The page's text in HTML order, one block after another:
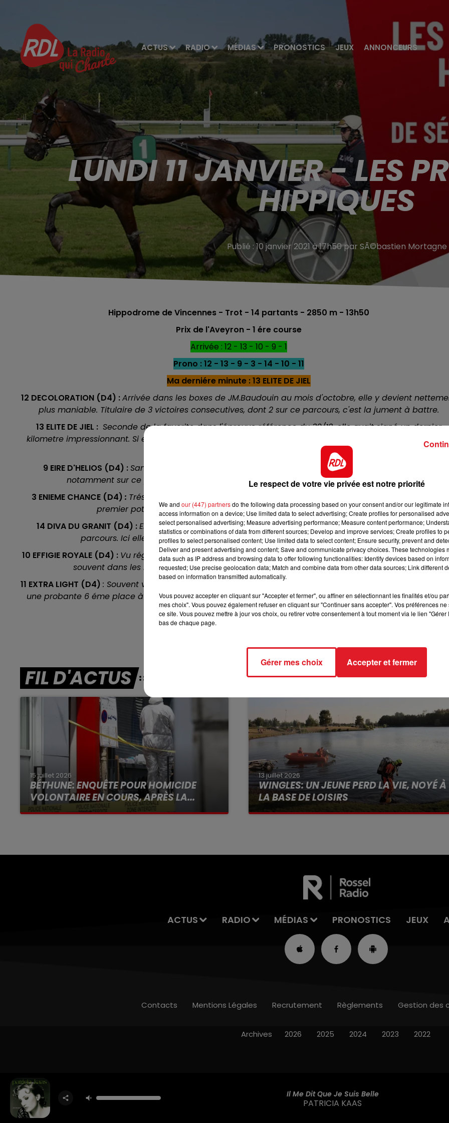
ACTUS RADIO MÉDIAS PRONOSTICS JEUX ANNONCEURS
8h00 - 10h00
RDL WEEK-END
11h00 - 12h00
SUR UN AIR D'ACCORDÉON
LUNDI 11 JANVIER - LES
HIPPIQUES
Publié : 10 janvier 2021 à 17h50 par SÃ©bastien Mortagne
Hippodrome de Vincennes - Trot - 14 partants - 2850 m - 13h50
Prix de l'Aveyron - 1 ére course
Arrivée : 12 - 13 - 10 - 9 - 1
Prono : 12 - 13 - 9 - 3 - 14 - 10 - 11
Ma derniére minute : 13 ELITE DE JIEL
12 DECOLORATION (D4) :Arrivée dans les boxes de JM.Baudouin au mois d'octobre, elle y devient
plus maniable. Titulaire de 3 victoires consecutives, dont 2 sur ce parcours, c'est la jument à battre.
13 ELITE DE JIEL : Seconde de la favorite dans l'épreuve référence du 30/12, elle avait signé un dernier
kilometre impressionnant. Si elle ne commet pas l'irréparable comme ca peut lui arriver, elle sera dans le
9 EIRE D'HELIOS (D4) :Sans s'imposer, elle fait preuve d'une belle régularité depuis l'été dernier, et
notamment sur ce parcours. Dans sa catégorie, elle a encore sa place sur le podium.
3 ENIEME CHANCE (D4) : Trés peu déférré des 4 pieds, elle y fait pourtant toujours de bonne courses. Au
premier poteau, elle devrait aller loin et garder un accessit à l'arrivée.
14 DIVA DU GRANIT (D4) :Elle est capable de belle choses quand elle veut rester sage durant tout le
parcours. Ici elle trouve un bon engagement aux gains et tentera d'en profiter.
10 EFFIGIE ROYALE (D4) : Vu réguliérement durant le meeting hivernal depuis plusieurs saisons, elle
souvent dans les rapports du quinté. Ce qui devrait etre le cas encore aujourd'hui.
11 EXTRA LIGHT (D4) : Souvent vu au trot monté, elle vient néanmoins dans la course référence de terminer
une probante 6 éme place à une cote d'extrême oustider. Avec un bon parcours elle pourrait causer
agréable surprise.
FIL D'ACTUS
15 juillet 2026
BÉTHUNE: ENQUÊTE POUR HOMICIDE
VOLONTAIRE EN COURS, APRÈS LA...
Selon les premiers éléments, le logement
13 juillet 2026
WINGLES: UN JEUNE PERD LA VIE, NOYÉ À
LA BASE DE LOISIRS
La victime a coulé à pic
ACTUS RADIO MÉDIAS PRONOSTICS JEUX
Il Me Dit Que Je Suis Belle
PATRICIA KAAS
Contacts Mentions Légales Recrutement Règlements Gestion des
Archives 2026 2025 2024 2023 2022
Le respect de votre vie privée est notre priorité
We and our (447) partnersdo the following data processing based on your consent and/or our legitimate
access information on a device; Use limited data to select advertising; Create profiles for personalised
select personalised advertising; Measure advertising performance; Measure content performance;
statistics or combinations of data from different sources; Develop and improve services; Create profiles to
profiles to select personalised content; Use limited data to select content; Ensure security, prevent and
Deliver and present advertising and content; Save and communicate privacy choices. These technologies
data such as IP address and browsing data to offer following functionalities: Identify devices based on
requested; Use precise geolocation data; Match and combine data from other data sources; Link different
based on information transmitted automatically.
Vous pouvez accepter en cliquant sur "Accepter et fermer", ou affiner en sélectionnant les finalités et/ou
mes choix". Vous pouvez également refuser en cliquant sur "Continuer sans accepter". Vos préférences
ce site. Vous pouvez mettre à jour vos choix, ou retirer votre consentement à tout moment via le lien
bas de chaque page.
Gérer mes choix Accepter et fermer